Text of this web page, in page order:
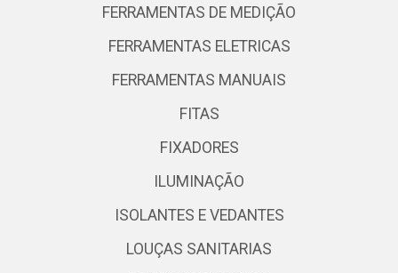
FERRAMENTAS DE MEDIÇÃO
FERRAMENTAS ELETRICAS
FERRAMENTAS MANUAIS
FITAS
FIXADORES
ILUMINAÇÃO
ISOLANTES E VEDANTES
LOUÇAS SANITARIAS